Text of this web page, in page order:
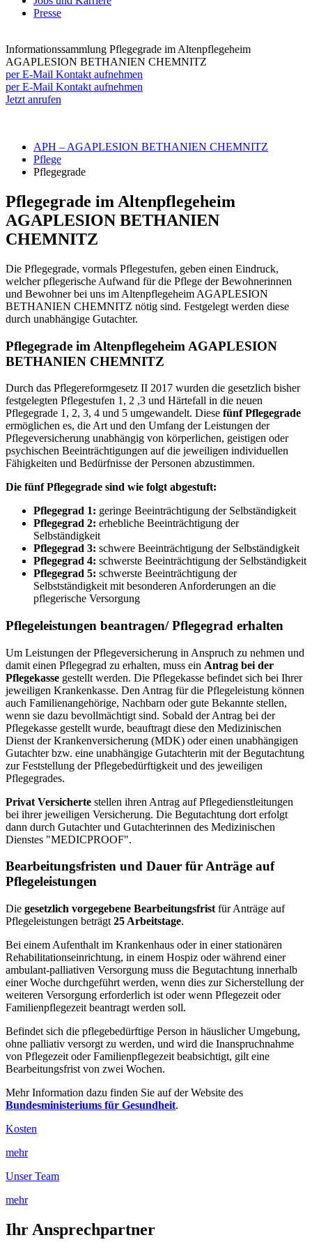
Presse
Informationssammlung Pflegegrade im Altenpflegeheim
AGAPLESION BETHANIEN CHEMNITZ
per E-Mail Kontakt aufnehmen
per E-Mail Kontakt aufnehmen
Jetzt anrufen
APH – AGAPLESION BETHANIEN CHEMNITZ
Pflege
Pflegegrade
Pflegegrade im Altenpflegeheim
AGAPLESION BETHANIEN
CHEMNITZ
Die Pflegegrade, vormals Pflegestufen, geben einen Eindruck,
welcher pflegerische Aufwand für die Pflege der Bewohnerinnen
und Bewohner bei uns im Altenpflegeheim AGAPLESION
BETHANIEN CHEMNITZ nötig sind. Festgelegt werden diese
durch unabhängige Gutachter.
Pflegegrade im Altenpflegeheim AGAPLESION
BETHANIEN CHEMNITZ
Durch das Pflegereformgesetz II 2017 wurden die gesetzlich bisher
festgelegten Pflegestufen 1, 2 ,3 und Härtefall in die neuen
Pflegegrade 1, 2, 3, 4 und 5 umgewandelt. Diese fünf Pflegegrade
ermöglichen es, die Art und den Umfang der Leistungen der
Pflegeversicherung unabhängig von körperlichen, geistigen oder
psychischen Beeinträchtigungen auf die jeweiligen individuellen
Fähigkeiten und Bedürfnisse der Personen abzustimmen.
Die fünf Pflegegrade sind wie folgt abgestuft:
Pflegegrad 1: geringe Beeinträchtigung der Selbständigkeit
Pflegegrad 2: erhebliche Beeinträchtigung der
Selbständigkeit
Pflegegrad 3: schwere Beeinträchtigung der Selbständigkeit
Pflegegrad 4: schwerste Beeinträchtigung der Selbständigkeit
Pflegegrad 5: schwerste Beeinträchtigung der
Selbstständigkeit mit besonderen Anforderungen an die
pflegerische Versorgung
Pflegeleistungen beantragen/ Pflegegrad erhalten
Um Leistungen der Pflegeversicherung in Anspruch zu nehmen und
damit einen Pflegegrad zu erhalten, muss ein Antrag bei der
Pflegekasse gestellt werden. Die Pflegekasse befindet sich bei Ihrer
jeweiligen Krankenkasse. Den Antrag für die Pflegeleistung können
auch Familienangehörige, Nachbarn oder gute Bekannte stellen,
wenn sie dazu bevollmächtigt sind. Sobald der Antrag bei der
Pflegekasse gestellt wurde, beauftragt diese den Medizinischen
Dienst der Krankenversicherung (MDK) oder einen unabhängigen
Gutachter bzw. eine unabhängige Gutachterin mit der Begutachtung
zur Feststellung der Pflegebedürftigkeit und des jeweiligen
Pflegegrades.
Privat Versicherte stellen ihren Antrag auf Pflegedienstleitungen
bei ihrer jeweiligen Versicherung. Die Begutachtung dort erfolgt
dann durch Gutachter und Gutachterinnen des Medizinischen
Dienstes "MEDICPROOF".
Bearbeitungsfristen und Dauer für Anträge auf
Pflegeleistungen
Die gesetzlich vorgegebene Bearbeitungsfrist für Anträge auf
Pflegeleistungen beträgt 25 Arbeitstage.
Bei einem Aufenthalt im Krankenhaus oder in einer stationären
Rehabilitationseinrichtung, in einem Hospiz oder während einer
ambulant-palliativen Versorgung muss die Begutachtung innerhalb
einer Woche durchgeführt werden, wenn dies zur Sicherstellung der
weiteren Versorgung erforderlich ist oder wenn Pflegezeit oder
Familienpflegezeit beantragt werden soll.
Befindet sich die pflegebedürftige Person in häuslicher Umgebung,
ohne palliativ versorgt zu werden, und wird die Inanspruchnahme
von Pflegezeit oder Familienpflegezeit beabsichtigt, gilt eine
Bearbeitungsfrist von zwei Wochen.
Mehr Information dazu finden Sie auf der Website des
Bundesministeriums für Gesundheit.
Kosten
mehr
Unser Team
mehr
Ihr Ansprechpartner